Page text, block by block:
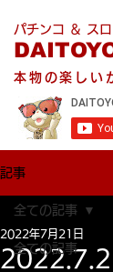
パチンコ ＆ ス
本物の楽しい
記事
全ての記事
全ての記事
2022年7月21日